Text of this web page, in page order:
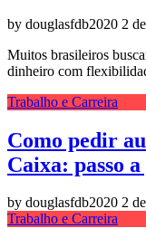
by douglasfdb2020 2
Muitos brasileiros
dinheiro com
Trabalho e Carreira
Como pedir
Caixa: passo
by douglasfdb2020 2
Trabalho e Carreira